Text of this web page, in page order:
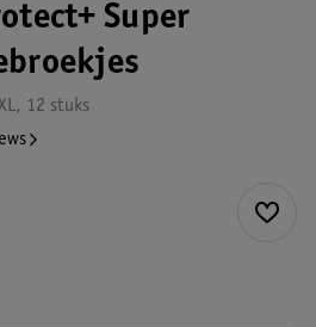
Super
12 stuks